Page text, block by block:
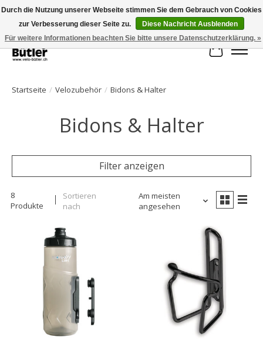
Große Auswahl an Produkten und schneller Versand!
Ihr
Startseite / Velozubehör / Bidons & Halter
Bidons & Halter
Filter anzeigen
8
Produkte
Sortieren
nach
Am meisten
angesehen
Durch die Nutzung unserer Webseite stimmen Sie dem Gebrauch von Cookies
zur Verbesserung dieser Seite zu.
Diese Nachricht Ausblenden
Für weitere Informationen beachten Sie bitte unsere Datenschutzerklärung. »